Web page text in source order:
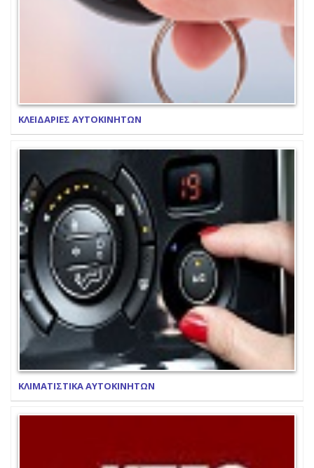
ΚΛΕΙΔΑΡΙΕΣ ΑΥΤΟΚΙΝΗΤΩΝ
ΚΛΙΜΑΤΙΣΤΙΚΑ ΑΥΤΟΚΙΝΗΤΩΝ